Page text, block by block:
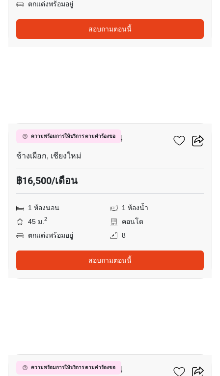
ตกแต่งพร้อมอยู่
สอบถามตอนนี้
ความพร้อมการให้บริการ ตามคำร้องขอ
ฮิลล์ไซด์ คอนโดมิเนียม 4
ช้างเผือก, เชียงใหม่
฿16,500/เดือน
1 ห้องนอน
1 ห้องน้ำ
45 ม.2
คอนโด
ตกแต่งพร้อมอยู่
8
สอบถามตอนนี้
ความพร้อมการให้บริการ ตามคำร้องขอ
ฮิลล์ไซด์ คอนโดมิเนียม 4